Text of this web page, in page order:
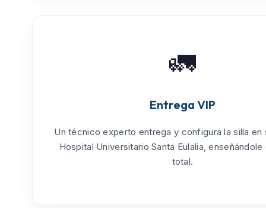
🚛
Entrega VIP
Un técnico experto entrega y configura la silla en
Hospital Universitario Santa Eulalia, enseñándole
total.